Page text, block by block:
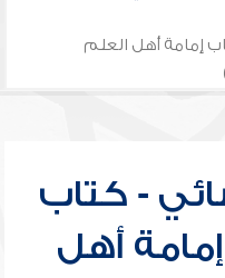
إمامة أهل العلم
- كتاب
إمامة أهل